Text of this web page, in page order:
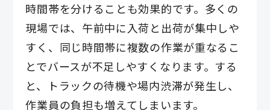
時間帯を分けることも効果的です。多くの
現場では、午前中に入荷と出荷が集中しや
すく、同じ時間帯に複数の作業が重なるこ
とでバースが不足しやすくなります。する
と、トラックの待機や場内渋滞が発生し、
作業員の負担も増えてしまいます。